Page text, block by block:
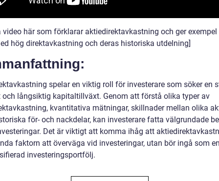
video här som förklarar aktiedirektavkastning och ger exempel
hög direktavkastning och deras historiska utdelning]
spelar en viktig roll för investerare som söker en
och långsiktig kapitaltillväxt. Genom att förstå olika typer av
kvantitativa mätningar, skillnader mellan olika
för- och nackdelar, kan investerare fatta välgrundade
Det är viktigt att komma ihåg att
faktorn att överväga vid investeringar, utan bör ingå som
investeringsportfölj.